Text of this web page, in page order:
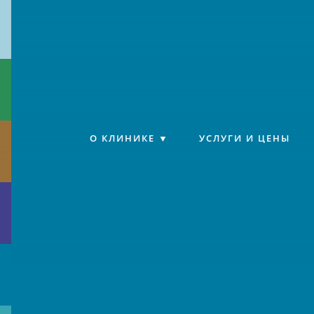
О КЛИНИКЕ УСЛУГИ И ЦЕНЫ